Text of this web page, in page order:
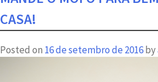
CASA!
Posted on 16 de setembro de 2016by